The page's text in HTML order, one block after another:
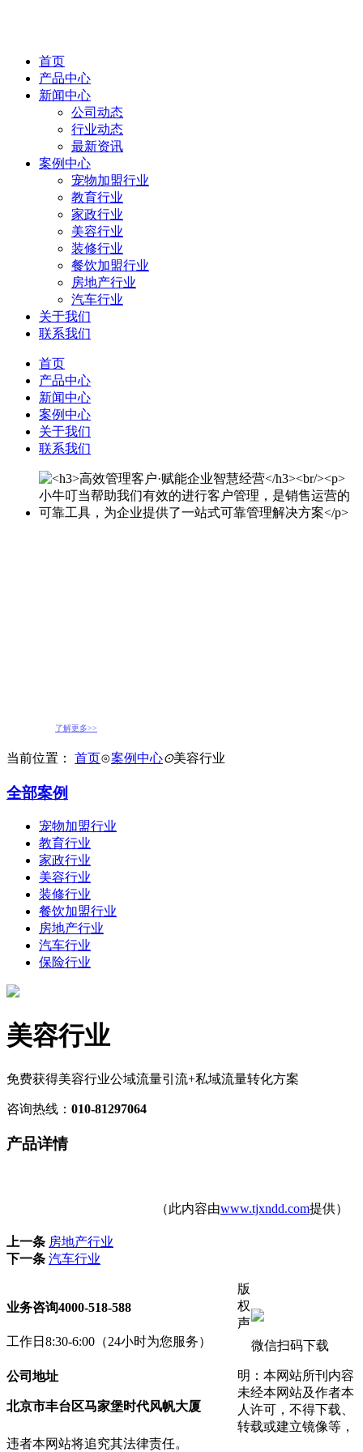
首页
产品中心
新闻中心
公司动态
行业动态
最新资讯
案例中心
宠物加盟行业
教育行业
家政行业
美容行业
装修行业
餐饮加盟行业
房地产行业
汽车行业
关于我们
联系我们
首页
产品中心
新闻中心
案例中心
关于我们
联系我们
了解更多>>
当前位置： 首页⊙案例中心⊙美容行业
全部案例
宠物加盟行业
教育行业
家政行业
美容行业
装修行业
餐饮加盟行业
房地产行业
汽车行业
保险行业
美容行业
免费获得美容行业公域流量引流+私域流量转化方案
咨询热线： 010-81297064
产品详情
（此内容由www.tjxndd.com提供）
上一条 房地产行业
下一条 汽车行业
业务咨询4000-518-588
工作日8:30-6:00（24小时为您服务）
公司地址
北京市丰台区马家堡时代风帆大厦
微信扫码下载
版
权
声
明：本网站所刊内容
未经本网站及作者本
人许可，不得下载、
转载或建立镜像等，
违者本网站将追究其法律责任。